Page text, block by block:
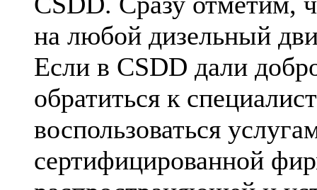
на любой дизельный
Если в CSDD дали
обратиться к
воспользоваться
сертифицированной